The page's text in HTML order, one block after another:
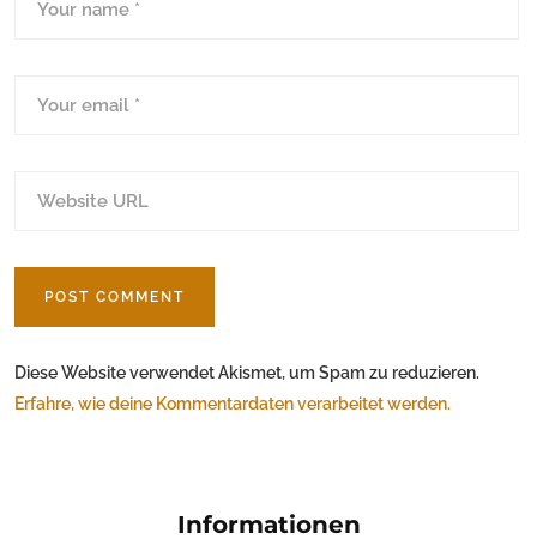
Diese Website verwendet Akismet, um Spam zu reduzieren.
Erfahre, wie deine Kommentardaten verarbeitet werden.
Informationen